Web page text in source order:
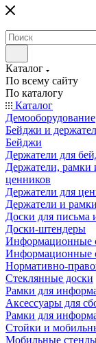
Каталог
По всему сайту
По каталогу
Каталог
Демооборудование
Бейджи и
Бейджи
Держатели для
Держатели, рамки
ценников
Держатели для
Держатели и
Доски для письма
Доски-штендеры
Информационные
Информационные
Нормативно-
Стеклянные доски
Рамки для
Аксессуары для
Рамки для
Стойки и
Мобильные